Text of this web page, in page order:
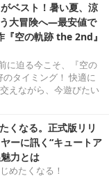
ベスト！暑い夏、涼
大冒険へ―最安値で
空の軌跡 the 2nd』
に迫る今こそ、『空の
タイミング！ 快適に
えながら、今遊びたい
くなる。正式版リリ
ーに訊く“キュートア
力とは
めたくなる！